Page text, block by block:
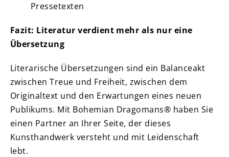
Pressetexten
Fazit: Literatur verdient mehr als nur eine
Übersetzung
Literarische Übersetzungen sind ein Balanceakt
zwischen Treue und Freiheit, zwischen dem
Originaltext und den Erwartungen eines neuen
Publikums. Mit Bohemian Dragomans® haben Sie
einen Partner an Ihrer Seite, der dieses
Kunsthandwerk versteht und mit Leidenschaft
lebt.